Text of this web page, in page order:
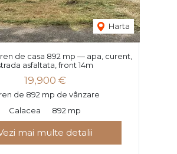
Harta
de casa 892 mp — apa, curent,
asfaltata, front 14m
19,900 €
de 892 mp de vânzare
Calacea
892 mp
mai multe detalii